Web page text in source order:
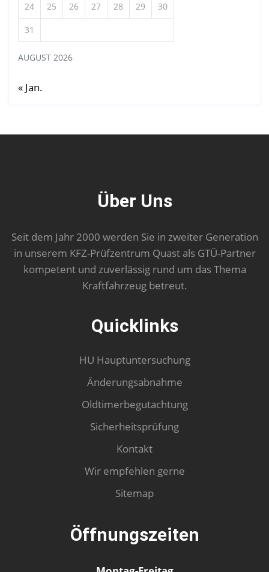
AUGUST 2026
24 25 26 27 28 29 30
31
« Jan.
Über Uns
Seit dem Jahr 2000 werden Sie in zweiter Generation
in unserem KFZ-Prüfzentrum Quast als GTÜ-Partner
kompetent und zuverlässig rund um das Thema
Kraftfahrzeug betreut.
Quicklinks
HU Hauptuntersuchung
Änderungsabnahme
Oldtimerbegutachtung
Sicherheitsprüfung
Kontakt
Wir empfehlen gerne
Sitemap
Öffnungszeiten